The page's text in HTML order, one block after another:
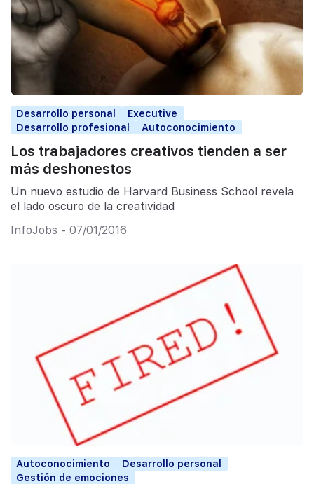
Desarrollo personal
Executive
Desarrollo profesional
Autoconocimiento
Los trabajadores creativos tienden a ser
más deshonestos
Un nuevo estudio de Harvard Business School revela
el lado oscuro de la creatividad
InfoJobs - 07/01/2016
Autoconocimiento
Desarrollo personal
Gestión de emociones